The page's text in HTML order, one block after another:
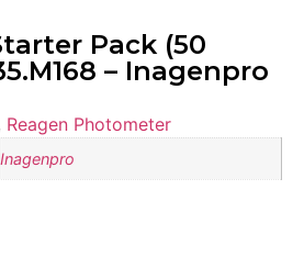
Pack (50
– Inagenpro
Reagen Photometer
Inagenpro